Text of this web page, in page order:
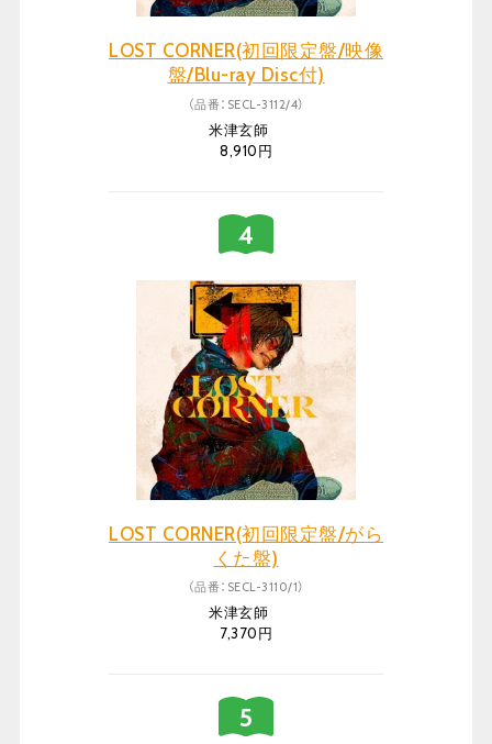
LOST CORNER(初回限定盤/映像
盤/Blu-ray Disc付)
（品番：SECL-3112/4）
米津玄師
8,910円
LOST CORNER(初回限定盤/がら
くた盤)
（品番：SECL-3110/1）
米津玄師
7,370円